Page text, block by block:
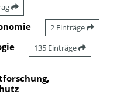
2 Einträge
135 Einträge